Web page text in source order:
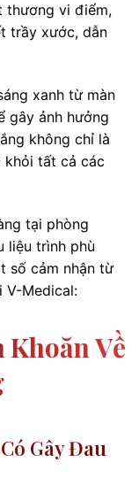
thương vi điểm,
trầy xước, dẫn
xanh từ màn
gây ảnh hưởng
không chỉ là
khỏi tất cả các
tại phòng
liệu trình phù
số cảm nhận từ
V-Medical:
Về
Gây Đau